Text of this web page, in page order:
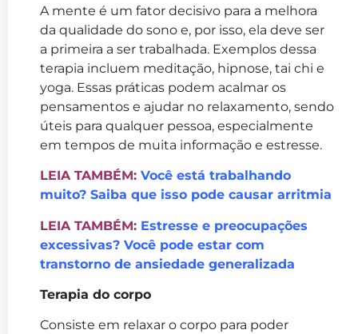
A mente é um fator decisivo para a melhora
da qualidade do sono e, por isso, ela deve ser
a primeira a ser trabalhada. Exemplos dessa
terapia incluem meditação, hipnose, tai chi e
yoga. Essas práticas podem acalmar os
pensamentos e ajudar no relaxamento, sendo
úteis para qualquer pessoa, especialmente
em tempos de muita informação e estresse.
LEIA TAMBÉM: Você está trabalhando
muito? Saiba que isso pode causar arritmia
LEIA TAMBÉM: Estresse e preocupações
excessivas? Você pode estar com
transtorno de ansiedade generalizada
Terapia do corpo
Consiste em relaxar o corpo para poder